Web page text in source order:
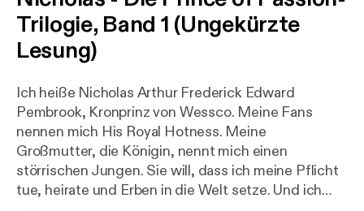
Trilogie, Band 1 (Ungekürzte
Lesung)
Ich heiße Nicholas Arthur Frederick Edward
Pembrook, Kronprinz von Wessco. Meine Fans
nennen mich His Royal Hotness. Meine
Großmutter, die Königin, nennt mich einen
störrischen Jungen. Sie will, dass ich meine Pflicht
tue, heirate und Erben in die Welt setze. Und ich